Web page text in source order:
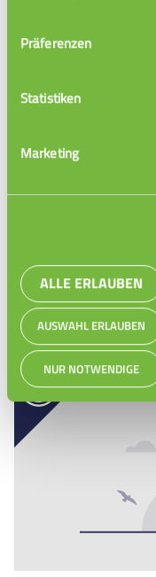
Präferenzen
Statistiken
Marketing
ALLE ERLAUBEN
AUSWAHL ERLAUBEN
NUR NOTWENDIGE
VORSCHAU
Atemtechniken